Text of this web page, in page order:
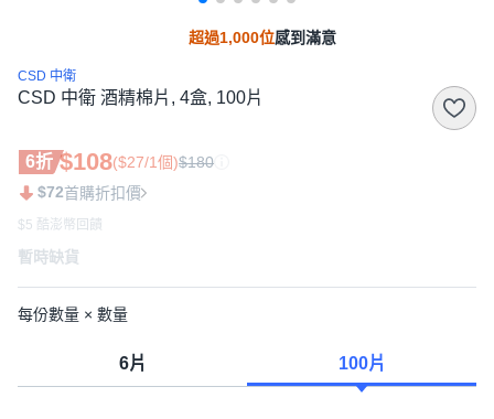
超過1,000位感到滿意
CSD 中衛
CSD 中衛 酒精棉片, 4盒, 100片
6折 $108($27/1個)$180
$72首購折扣價
$5 酷澎幣回饋
暫時缺貨
每份數量 × 數量
6片 100片